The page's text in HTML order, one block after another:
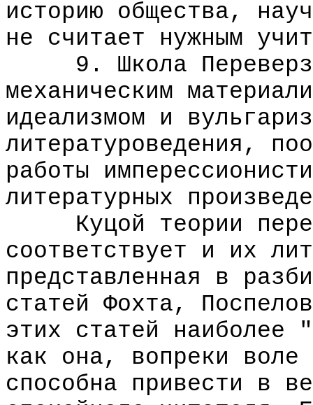
историю общества,
не считает нужным
9. Школа
механическим
идеализмом и
литературоведения,
работы
литературных
Куцой теории
соответствует и их
представленная в
статей Фохта,
этих статей наиболее
как она, вопреки воле
способна привести в